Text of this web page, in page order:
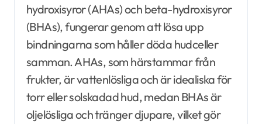
hydroxisyror (AHAs) och beta-hydroxisyror
(BHAs), fungerar genom att lösa upp
bindningarna som håller döda hudceller
samman. AHAs, som härstammar från
frukter, är vattenlösliga och är idealiska för
torr eller solskadad hud, medan BHAs är
oljelösliga och tränger djupare, vilket gör